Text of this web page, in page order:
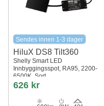
Sendes innen 1-3 dager
HiluX DS8 Tilt360
Shelly Smart LED
Innbyggingsspot, RA95, 2200-
6500K, Sort
626 kr